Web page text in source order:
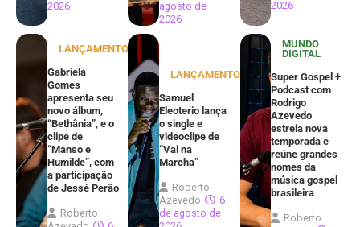
2026
agosto de
2026
2026
LANÇAMENTOS
Gabriela
Gomes
apresenta seu
novo álbum,
“Bethânia”, e o
clipe de
“Manso e
Humilde”, com
a participação
de Jessé Perão
Roberto
LANÇAMENTOS
Samuel
Eleoterio lança
o single e
videoclipe de
“Vai na
Marcha”
Roberto
Azevedo
6
de agosto de
MUNDO
DIGITAL
Super Gospel +
Podcast com
Rodrigo
Azevedo
estreia nova
temporada e
reúne grandes
nomes da
música gospel
brasileira
Roberto